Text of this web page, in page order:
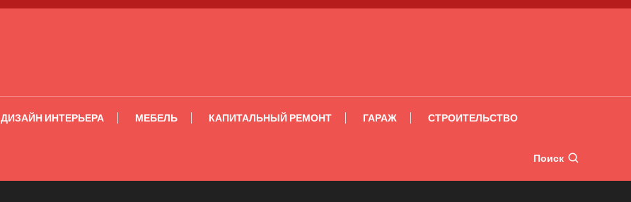
ДИЗАЙН ИНТЕРЬЕРА МЕБЕЛЬ КАПИТАЛЬНЫЙ РЕМОНТ ГАРАЖ СТРОИТЕЛЬСТВО
Поиск